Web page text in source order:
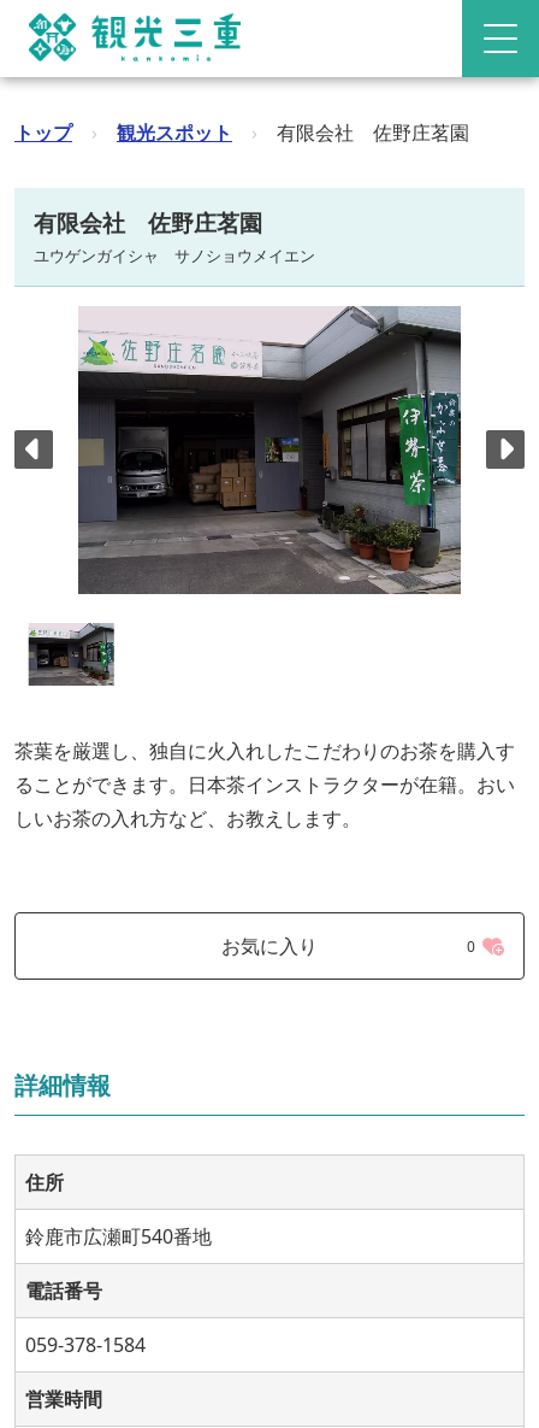
トップ › 観光スポット › 有限会社 佐野庄茗園
有限会社 佐野庄茗園
ユウゲンガイシャ サノショウメイエン
茶葉を厳選し、独自に火入れしたこだわりのお茶を購入す
ることができます。日本茶インストラクターが在籍。おい
しいお茶の入れ方など、お教えします。
お気に入り 0
詳細情報
住所
鈴鹿市広瀬町540番地
電話番号
059-378-1584
営業時間